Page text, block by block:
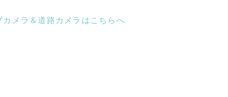
カメラ＆道路カメラはこちらへ